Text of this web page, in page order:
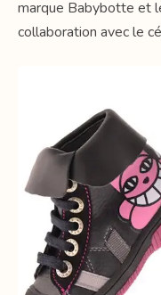
marque Babybotte et
collaboration avec le